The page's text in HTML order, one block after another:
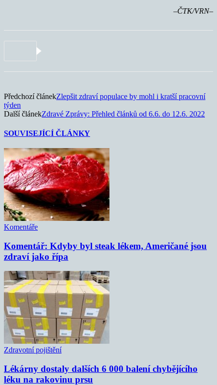
–ČTK/VRN–
Předchozí článekZlepšit zdraví populace by mohl i kratší pracovní
týden
Další článekZdravé Zprávy: Přehled článků od 6.6. do 12.6. 2022
SOUVISEJÍCÍ ČLÁNKY
Komentáře
Komentář: Kdyby byl steak lékem, Američané jsou
zdraví jako řípa
Zdravotní pojištění
Lékárny dostaly dalších 6 000 balení chybějícího
léku na rakovinu prsu